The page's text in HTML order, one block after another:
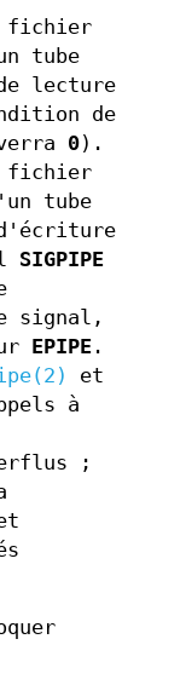
fichier
tube
lecture
de
0).
fichier
tube
SIGPIPE
signal,
EPIPE .
et
à
;